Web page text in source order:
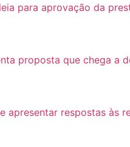
para aprovação da
proposta que chega a
apresentar respostas às